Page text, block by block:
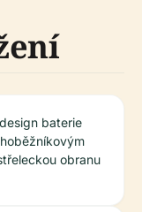
baterie
obranu